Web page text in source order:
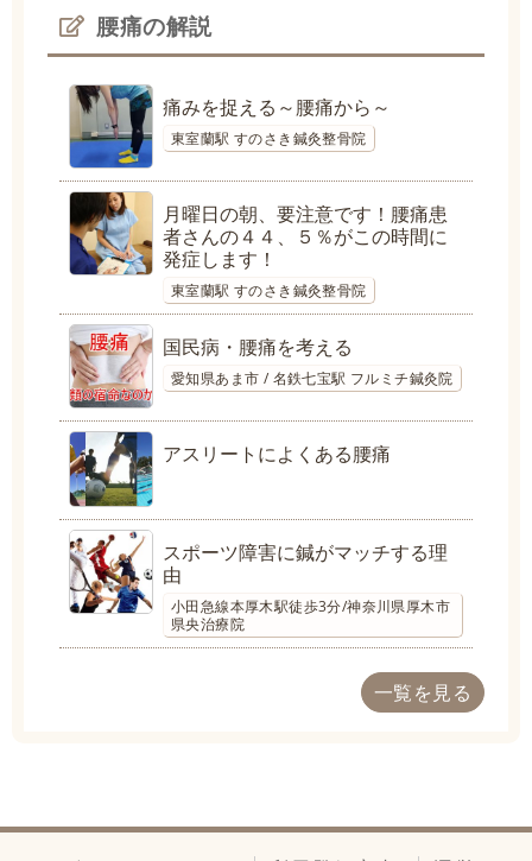
腰痛の解説
痛みを捉える～腰痛から～
東室蘭駅 すのさき鍼灸整骨院
月曜日の朝、要注意です！腰痛患
者さんの４４、５％がこの時間に
発症します！
東室蘭駅 すのさき鍼灸整骨院
国民病・腰痛を考える
愛知県あま市 / 名鉄七宝駅 フルミチ鍼灸院
アスリートによくある腰痛
スポーツ障害に鍼がマッチする理
由
小田急線本厚木駅徒歩3分/神奈川県厚木市
県央治療院
一覧を見る